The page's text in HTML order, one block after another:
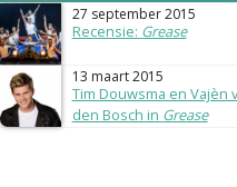
27 september 2015
Recensie: Grease
13 maart 2015
Tim Douwsma en Vajèn
den Bosch in Grease